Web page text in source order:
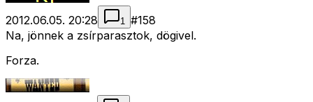
2012.06.05. 20:28 1 #158
Na, jönnek a zsírparasztok, dögivel.
Forza.